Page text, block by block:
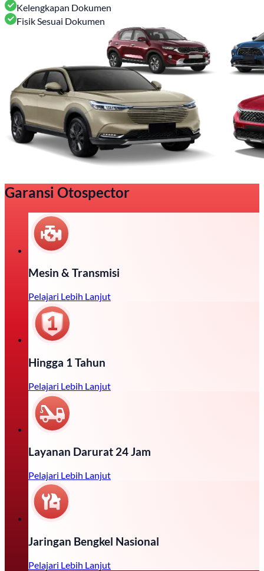
Kelengkapan Dokumen
Fisik Sesuai Dokumen
Garansi Otospector
Mesin & Transmisi
Pelajari Lebih Lanjut
Hingga 1 Tahun
Pelajari Lebih Lanjut
Layanan Darurat 24 Jam
Pelajari Lebih Lanjut
Jaringan Bengkel Nasional
Pelajari Lebih Lanjut